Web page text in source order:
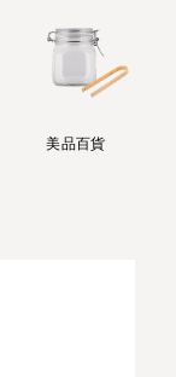
美品百貨